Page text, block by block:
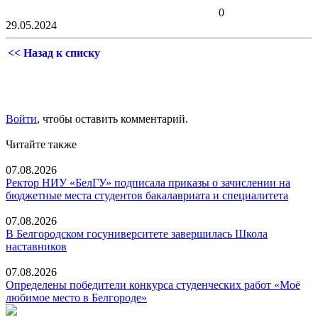
0
29.05.2024
<< Назад к списку
Войти, чтобы оставить комментарий.
Читайте также
07.08.2026
Ректор НИУ «БелГУ» подписала приказы о зачислении на
бюджетные места студентов бакалавриата и специалитета
07.08.2026
В Белгородском госуниверситете завершилась Школа
наставников
07.08.2026
Определены победители конкурса студенческих работ «Моё
любимое место в Белгороде»